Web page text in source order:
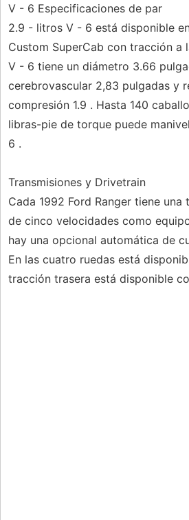
V - 6 Especificaciones de par
2.9 - litros V - 6 está disponible
Custom SuperCab con tracción a
V - 6 tiene un diámetro 3.66
cerebrovascular 2,83 pulgadas y
compresión 1.9 . Hasta 140
libras-pie de torque puede
6 .
Transmisiones y Drivetrain
Cada 1992 Ford Ranger tiene una
de cinco velocidades como
hay una opcional automática de
En las cuatro ruedas está
tracción trasera está disponible